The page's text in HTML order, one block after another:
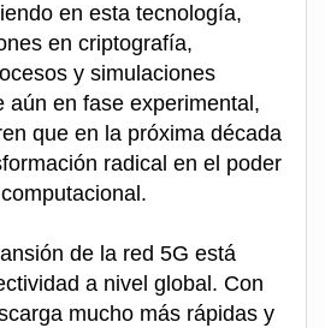
en esta tecnología,
en criptografía,
y simulaciones
aún en fase experimental,
que en la próxima década
radical en el poder
de la red 5G está
a nivel global. Con
mucho más rápidas y